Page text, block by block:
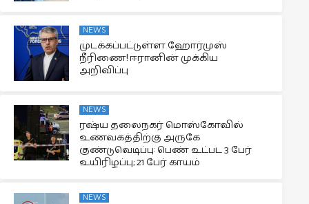
NEWS
முடக்கப்பட்டுள்ள ஹோர்முஸ்
நீரிணை! ஈரானின் முக்கிய
அறிவிப்பு
NEWS
ரஷ்ய தலைநகர் மொஸ்கோவில்
உணவகத்திற்கு அருகே
குண்டுவெடிப்பு: பெண் உட்பட 3 பேர்
உயிரிழப்பு; 21 பேர் காயம்
NEWS